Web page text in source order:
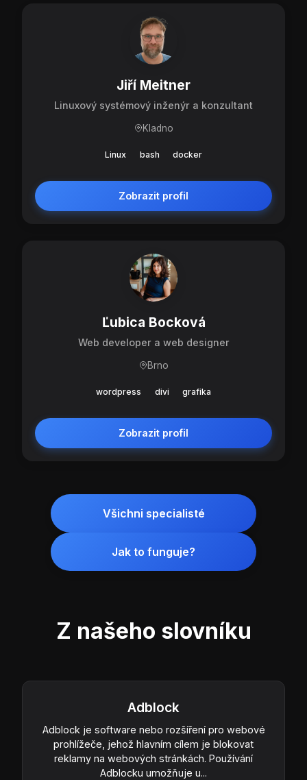
Jiří Meitner
Linuxový systémový inženýr a konzultant
Kladno
Linux bash docker
Zobrazit profil
Ľubica Bocková
Web developer a web designer
Brno
wordpress divi grafika
Zobrazit profil
Všichni specialisté
Jak to funguje?
Z našeho slovníku
Adblock
Adblock je software nebo rozšíření pro webové
prohlížeče, jehož hlavním cílem je blokovat
reklamy na webových stránkách. Používání
Adblocku umožňuje u...